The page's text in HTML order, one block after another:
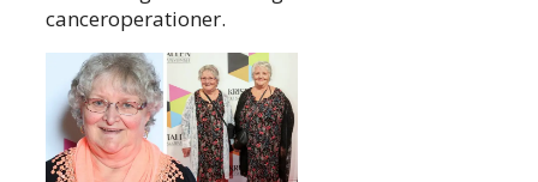
canceroperationer.